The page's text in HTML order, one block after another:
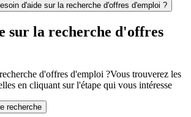
d'aide sur la recherche d'offres d'emploi ?
sur la recherche d'offres
d'offres d'emploi ?Vous trouverez les
en cliquant sur l'étape qui vous intéresse
recherche